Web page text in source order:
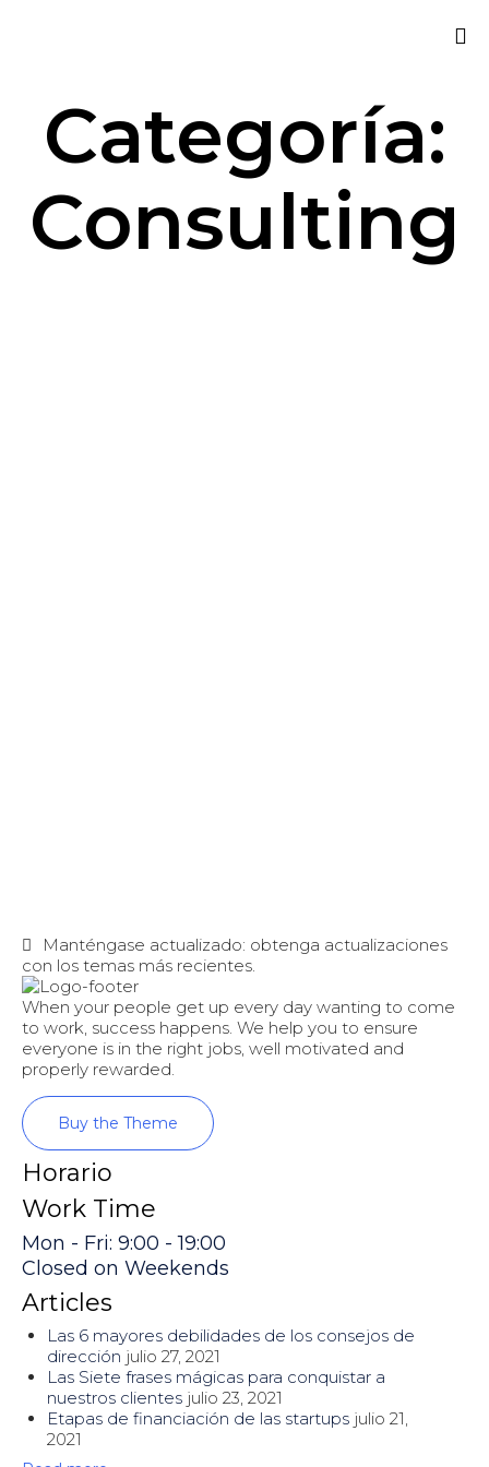
Categoría:
Consulting
Manténgase actualizado: obtenga actualizaciones
con los temas más recientes.
When your people get up every day wanting to come
to work, success happens. We help you to ensure
everyone is in the right jobs, well motivated and
properly rewarded.
Buy the Theme
Horario
Work Time
Mon - Fri: 9:00 - 19:00
Closed on Weekends
Articles
Las 6 mayores debilidades de los consejos de
dirección julio 27, 2021
Las Siete frases mágicas para conquistar a
nuestros clientes julio 23, 2021
Etapas de financiación de las startups julio 21,
2021